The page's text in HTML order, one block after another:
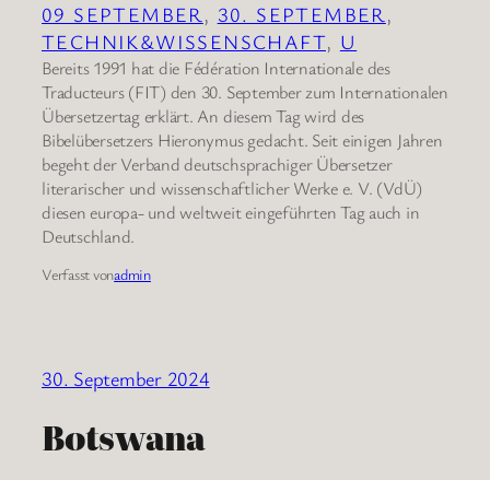
09 SEPTEMBER, 30. SEPTEMBER
TECHNIK&WISSENSCHAFT, U
Bereits 1991 hat die Fédération Internationale des
Traducteurs (FIT) den 30. September zum Internationalen
Übersetzertag erklärt. An diesem Tag wird des
Bibelübersetzers Hieronymus gedacht. Seit einigen Jahren
begeht der Verband deutschsprachiger Übersetzer
literarischer und wissenschaftlicher Werke e. V. (VdÜ)
diesen europa- und weltweit eingeführten Tag auch in
Deutschland.
Verfasst vonadmin
30. September 2024
Botswana